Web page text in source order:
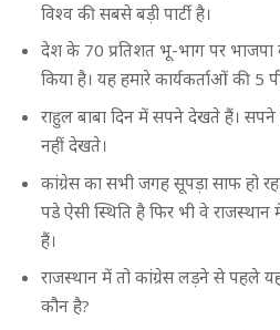
विश्व की सबसे बड़ी पार्टी है।
देश के 70 प्रतिशत भू-भाग पर भाजपा
किया है। यह हमारे कार्यकर्ताओं की 5
राहुल बाबा दिन में सपने देखते हैं।
नहीं देखते।
कांग्रेस का सभी जगह सूपड़ा साफ हो
पडे ऐसी स्थिति है फिर भी वे
हैं।
राजस्थान में तो कांग्रेस लड़ने से पहले
कौन है?